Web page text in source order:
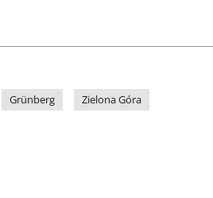
Grünberg Zielona Góra